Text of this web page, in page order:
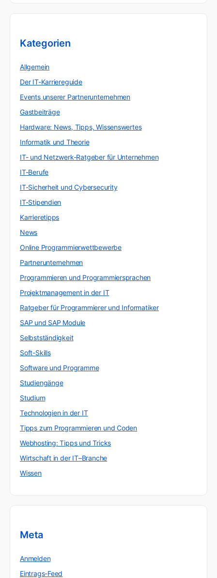
Kategorien
Allgemein
Der IT-Karriereguide
Events unserer Partnerunternehmen
Gastbeiträge
Hardware: News, Tipps, Wissenswertes
Informatik und Theorie
IT- und Netzwerk-Ratgeber für Unternehmen
IT-Berufe
IT-Sicherheit und Cybersecurity
IT-Stipendien
Karrieretipps
News
Online Programmierwettbewerbe
Partnerunternehmen
Programmieren und Programmiersprachen
Projektmanagement in der IT
Ratgeber für Programmierer und Informatiker
SAP und SAP Module
Selbstständigkeit
Soft-Skills
Software und Programme
Studiengänge
Studium
Technologien in der IT
Tipps zum Programmieren und Coden
Webhosting: Tipps und Tricks
Wirtschaft in der IT–Branche
Wissen
Meta
Anmelden
Eintrags-Feed